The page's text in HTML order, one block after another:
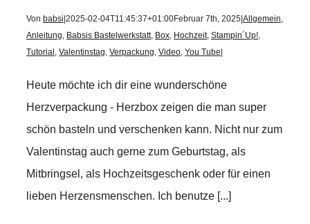
Von babsi 2025-02-04T11:45:37+01:00Februar 7th, 2025 Allgemein,
Anleitung, Babsis Bastelwerkstatt, Box, Hochzeit, Stampin´Up!,
Tutorial , Valentinstag, Verpackung, Video, You Tube
Heute möchte ich dir eine wunderschöne
Herzverpackung - Herzbox zeigen die man super
schön basteln und verschenken kann. Nicht nur zum
Valentinstag auch gerne zum Geburtstag, als
Mitbringsel, als Hochzeitsgeschenk oder für einen
lieben Herzensmenschen. Ich benutze [...]